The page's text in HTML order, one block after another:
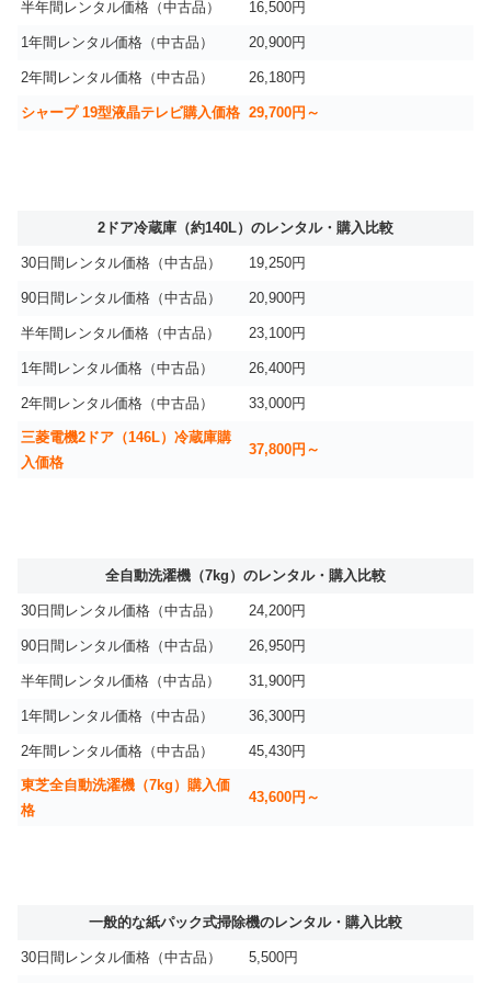
半年間レンタル価格（中古品） 16,500円
1年間レンタル価格（中古品） 20,900円
2年間レンタル価格（中古品） 26,180円
シャープ 19型液晶テレビ購入価格 29,700円～
2ドア冷蔵庫（約140L）のレンタル・購入比較
30日間レンタル価格（中古品） 19,250円
90日間レンタル価格（中古品） 20,900円
半年間レンタル価格（中古品） 23,100円
1年間レンタル価格（中古品） 26,400円
2年間レンタル価格（中古品） 33,000円
三菱電機2ドア（146L）冷蔵庫購
入価格
37,800円～
全自動洗濯機（7kg）のレンタル・購入比較
30日間レンタル価格（中古品） 24,200円
90日間レンタル価格（中古品） 26,950円
半年間レンタル価格（中古品） 31,900円
1年間レンタル価格（中古品） 36,300円
2年間レンタル価格（中古品） 45,430円
東芝全自動洗濯機（7kg）購入価
格
43,600円～
一般的な紙パック式掃除機のレンタル・購入比較
30日間レンタル価格（中古品） 5,500円